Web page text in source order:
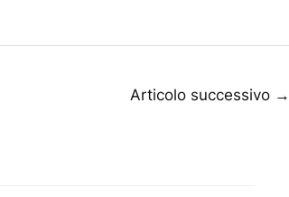
Articolo successivo →